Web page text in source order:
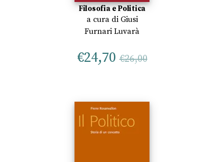
Filosofia e Politica
a cura di Giusi
Furnari Luvarà
€24,70 €26,00